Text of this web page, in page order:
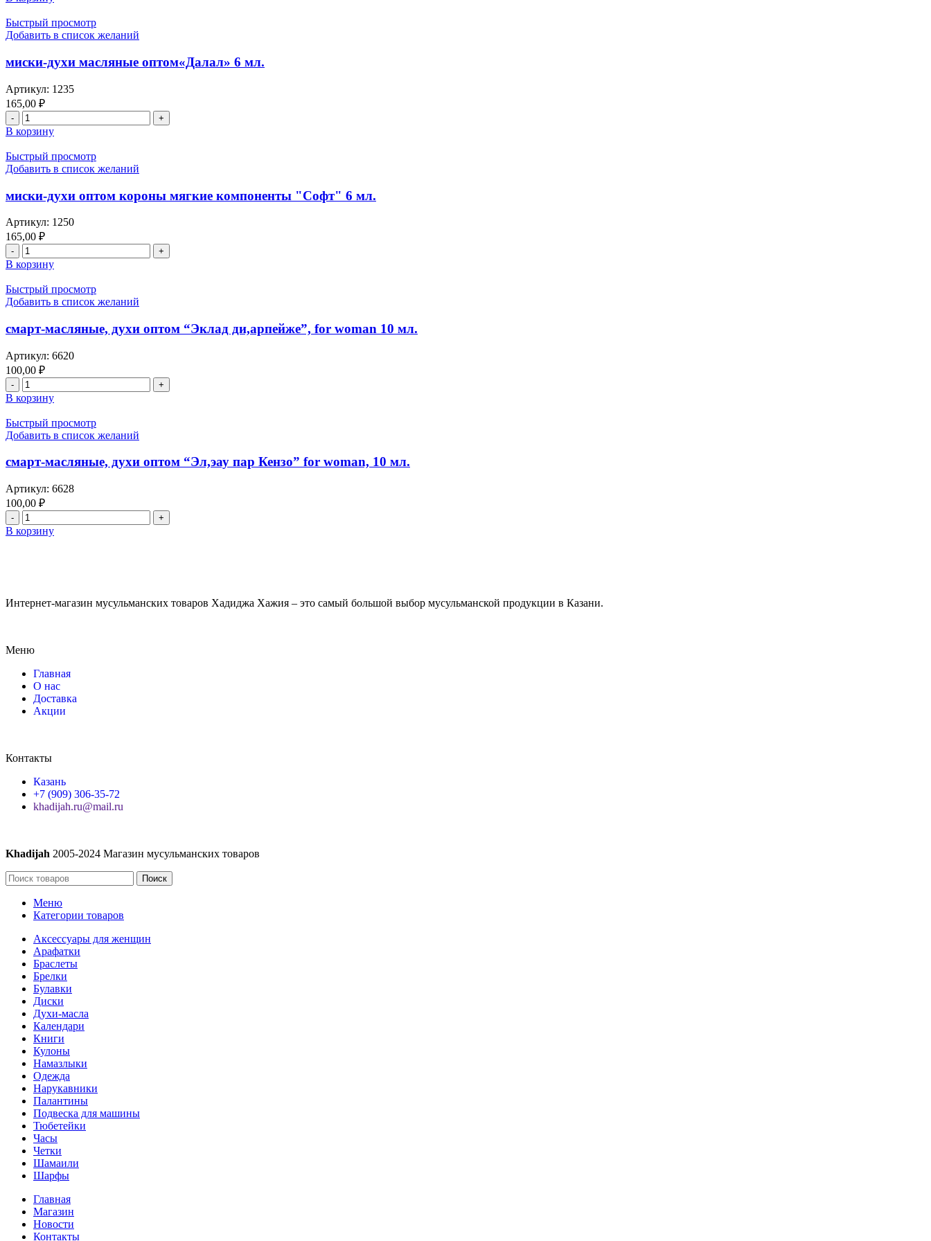
Быстрый просмотр
Добавить в список желаний
миски-духи масляные оптом«Далал» 6 мл.
Артикул: 1235
165,00 ₽
В корзину
Быстрый просмотр
Добавить в список желаний
миски-духи оптом короны мягкие компоненты "Софт" 6 мл.
Артикул: 1250
165,00 ₽
В корзину
Быстрый просмотр
Добавить в список желаний
смарт-масляные, духи оптом “Эклад ди,арпейже”, for woman 10 мл.
Артикул: 6620
100,00 ₽
В корзину
Быстрый просмотр
Добавить в список желаний
смарт-масляные, духи оптом “Эл,эау пар Кензо” for woman, 10 мл.
Артикул: 6628
100,00 ₽
В корзину
Интернет-магазин мусульманских товаров Хадиджа Хажия – это самый большой выбор мусульманской продукции в Казани.
Меню
Главная
О нас
Доставка
Акции
Контакты
Казань
+7 (909) 306-35-72
khadijah.ru@mail.ru
Khadijah 2005-2024 Магазин мусульманских товаров
Поиск
Меню
Категории товаров
Аксессуары для женщин
Арафатки
Браслеты
Брелки
Булавки
Диски
Духи-масла
Календари
Книги
Кулоны
Намазлыки
Одежда
Нарукавники
Палантины
Подвеска для машины
Тюбетейки
Часы
Четки
Шамаили
Шарфы
Главная
Магазин
Новости
Контакты